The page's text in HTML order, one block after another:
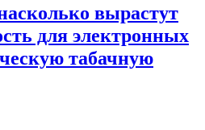
вырастут
для электронных
табачную